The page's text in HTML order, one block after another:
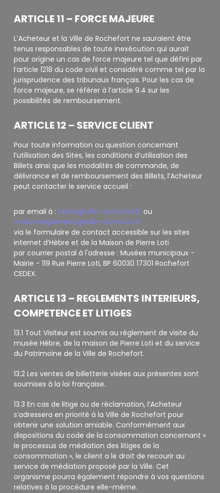
ARTICLE 11 – FORCE MAJEURE
L’Acheteur et la Ville de Rochefort ne sauraient être
tenus responsables de toute inexécution qui aurait
pour origine un cas de force majeure tel que défini par
l’article 1218 du code civil et considéré comme tel par la
jurisprudence des tribunaux français. Pour les cas de
force majeure, se référer à l’article 9.4 sur les
possibilités de remboursement.
ARTICLE 12 – SERVICE CLIENT
Pour toute information ou question concernant
l’utilisation des Sites, les conditions d’utilisation des
Billets ainsi que les modalités de commande, de
délivrance et de remboursement des Billets, l’Acheteur
peut contacter le service accueil :
par email à : hebre@ville-rochefort.fr ou
maisondepierreloti@ville-rochefort.fr
via le formulaire de contact accessible sur les sites
internet d’Hèbre et de la Maison de Pierre Loti
par courrier postal à l'adresse : Musées municipaux -
Mairie - 119 Rue Pierre Loti, BP 60030 17301 Rochefort
CEDEX.
ARTICLE 13 – REGLEMENTS INTERIEURS,
COMPETENCE ET LITIGES
13.1 Tout Visiteur est soumis au règlement de visite du
musée Hèbre, de la maison de Pierre Loti et du service
du Patrimoine de la Ville de Rochefort.
13.2 Les ventes de billetterie visées aux présentes sont
soumises à la loi française.
13.3 En cas de litige ou de réclamation, l’Acheteur
s’adressera en priorité à la Ville de Rochefort pour
obtenir une solution amiable. Conformément aux
dispositions du code de la consommation concernant «
le processus de médiation des litiges de la
consommation », le client a le droit de recourir au
service de médiation proposé par la Ville. Cet
organisme pourra également répondre à vos questions
relatives à la procédure elle-même.